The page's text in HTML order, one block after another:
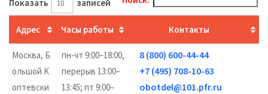
Показать записей
Адрес Часы работы Контакты
Москва, Б
ольшой К
оптевски
пн-чт 9:00–18:00,
перерыв 13:00–
13:45; пт 9:00–
8 (800) 600-44-44
+7 (495) 708-10-63
obotdel@101.pfr.ru